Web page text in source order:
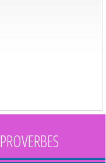
PROVERBES